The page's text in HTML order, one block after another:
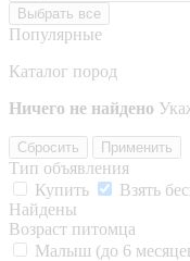
Выбрать все
Популярные
Каталог пород
Ничего не найдено
Сбросить Применить
Тип объявления
Купить
Взять
Найдены
Возраст питомца
Малыш (до 6